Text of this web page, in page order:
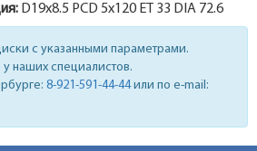
D19x8.5 PCD 5x120 ET 33 DIA 72.6
с указанными параметрами.
наших специалистов.
8-921-591-44-44или по e-mail: